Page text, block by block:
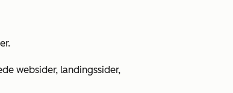
websider, landingssider,